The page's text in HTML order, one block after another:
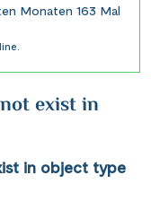
exist in
in object type
Monaten 163 Mal